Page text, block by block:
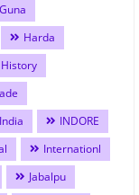
Guna
Harda
History
India
INDORE
Internationl
Jabalpu